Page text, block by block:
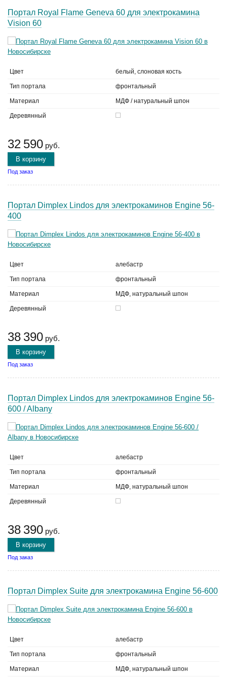
Портал Royal Flame Geneva 60 для электрокамина
Vision 60
Цвет белый, слоновая кость
Тип портала фронтальный
Материал МДФ / натуральный шпон
Деревянный
32 590 руб.
В корзину
Под заказ
Портал Dimplex Lindos для электрокаминов Engine 56-
400
Цвет алебастр
Тип портала фронтальный
Материал МДФ, натуральный шпон
Деревянный
38 390 руб.
В корзину
Под заказ
Портал Dimplex Lindos для электрокаминов Engine 56-
600 / Albany
Цвет алебастр
Тип портала фронтальный
Материал МДФ, натуральный шпон
Деревянный
38 390 руб.
В корзину
Под заказ
Портал Dimplex Suite для электрокамина Engine 56-600
Цвет алебастр
Тип портала фронтальный
Материал МДФ, натуральный шпон